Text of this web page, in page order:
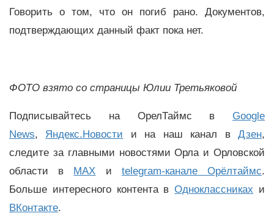
Говорить о том, что он погиб рано. Документов,
подтверждающих данный факт пока нет.
ФОТО взято со страницы Юлии Третьяковой
Подписывайтесь на ОрелТаймс в Google
News, Яндекс.Новости и на наш канал вДзен,
следите за главными новостями Орла и Орловской
области в MAX и telegram-канале Орёлтаймс.
Больше интересного контента вОдноклассниках и
ВКонтакте.